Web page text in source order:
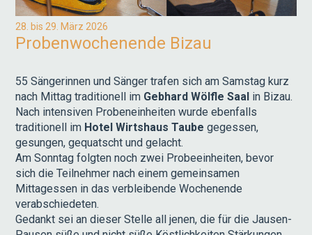
28. bis 29. März 2026
Probenwochenende Bizau
55 Sängerinnen und Sänger trafen sich am Samstag kurz
nach Mittag traditionell im Gebhard Wölfle Saal in Bizau.
Nach intensiven Probeneinheiten wurde ebenfalls
traditionell im Hotel Wirtshaus Taube gegessen,
gesungen, gequatscht und gelacht.
Am Sonntag folgten noch zwei Probeeinheiten, bevor
sich die Teilnehmer nach einem gemeinsamen
Mittagessen in das verbleibende Wochenende
verabschiedeten.
Gedankt sei an dieser Stelle all jenen, die für die Jausen-